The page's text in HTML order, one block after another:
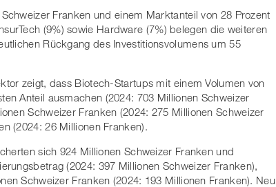
Franken und einem Marktanteil von 28 Prozent
(9%) sowie Hardware (7%) belegen die weiteren
Rückgang des Investitionsvolumens um 55
zeigt, dass Biotech-Startups mit einem Volumen von
Anteil ausmachen (2024: 703 Millionen Schweizer
Schweizer Franken (2024: 275 Millionen Schweizer
(2024: 26 Millionen Franken).
sich 924 Millionen Schweizer Franken und
(2024: 397 Millionen Schweizer Franken),
Schweizer Franken (2024: 193 Millionen Franken). Neu